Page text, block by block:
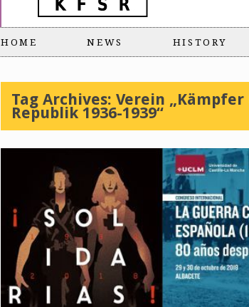
HOME NEWS HISTORY
Tag Archives: Verein „Kämpfer
Republik 1936-1939“